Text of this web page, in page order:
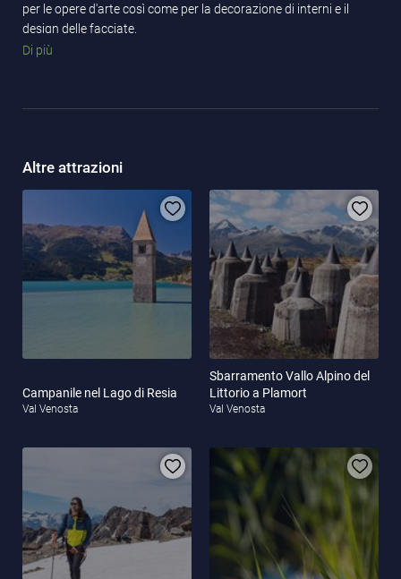
per le opere d'arte così come per la decorazione di interni e il
design delle facciate.
La ferrovia marmifera è
Potete trovare l'hotel perfetto per la vostra vacanza in Alto Adige
Di più
Altre attrazioni
Campanile nel Lago di Resia
Val Venosta
Sbarramento Vallo Alpino del
Littorio a Plamort
Val Venosta